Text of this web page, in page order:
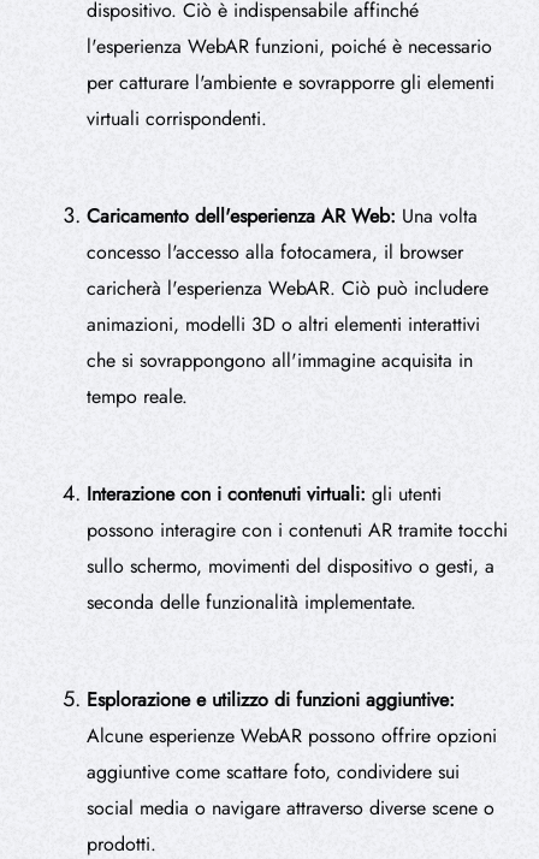
dispositivo. Ciò è indispensabile affinché
l'esperienza WebAR funzioni, poiché è necessario
per catturare l'ambiente e sovrapporre gli elementi
virtuali corrispondenti.
Caricamento dell'esperienza AR Web: Una volta
concesso l'accesso alla fotocamera, il browser
caricherà l'esperienza WebAR. Ciò può includere
animazioni, modelli 3D o altri elementi interattivi
che si sovrappongono all'immagine acquisita in
tempo reale.
Interazione con i contenuti virtuali: gli utenti
possono interagire con i contenuti AR tramite tocchi
sullo schermo, movimenti del dispositivo o gesti, a
seconda delle funzionalità implementate.
Esplorazione e utilizzo di funzioni aggiuntive:
Alcune esperienze WebAR possono offrire opzioni
aggiuntive come scattare foto, condividere sui
social media o navigare attraverso diverse scene o
prodotti.